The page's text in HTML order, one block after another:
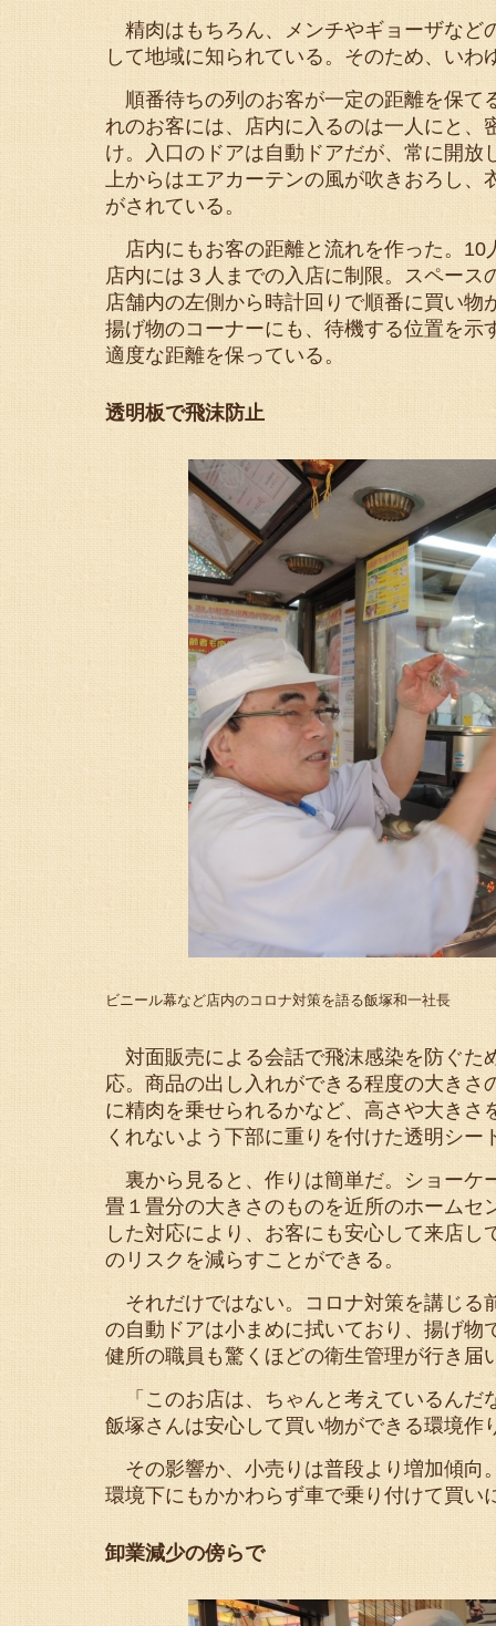
精肉はもちろん、メンチやギョーザなど
して地域に知られている。そのため、い
順番待ちの列のお客が一定の距離を保て
れのお客には、店内に入るのは一人にと
け。入口のドアは自動ドアだが、常に開
上からはエアカーテンの風が吹きおろし
がされている。
店内にもお客の距離と流れを作った。10
店内には３人までの入店に制限。スペー
店舗内の左側から時計回りで順番に買い
揚げ物のコーナーにも、待機する位置を
適度な距離を保っている。
透明板で飛沫防止
ビニール幕など店内のコロナ対策を語る飯塚和一社長
対面販売による会話で飛沫感染を防ぐた
応。商品の出し入れができる程度の大き
に精肉を乗せられるかなど、高さや大き
くれないよう下部に重りを付けた透明シ
裏から見ると、作りは簡単だ。ショーケ
畳１畳分の大きさのものを近所のホーム
した対応により、お客にも安心して来店
のリスクを減らすことができる。
それだけではない。コロナ対策を講じる
の自動ドアは小まめに拭いており、揚げ
健所の職員も驚くほどの衛生管理が行き届
「このお店は、ちゃんと考えているんだ
飯塚さんは安心して買い物ができる環境作
その影響か、小売りは普段より増加傾向
環境下にもかかわらず車で乗り付けて買い
卸業減少の傍らで